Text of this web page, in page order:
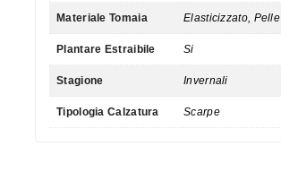
Materiale Tomaia Elasticizzato, Pelle
Plantare Estraibile Si
Stagione Invernali
Tipologia Calzatura Scarpe